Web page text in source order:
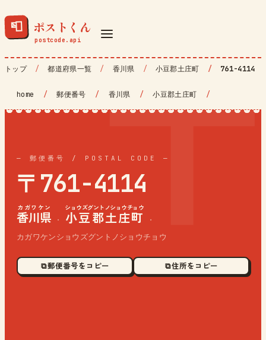
📮 ポストくん
トップ 都道府県一覧 香川県 小豆郡土庄町 761-4114
home / 郵便番号 / 香川県 / 小豆郡土庄町 /
— 郵便番号 / POSTAL CODE —
〒761-4114
香川県
カガワケン
· 小豆郡土庄町
ショウズグントノショウチョウ
·
カガワケンショウズグントノショウチョウ
⧉ 郵便番号をコピー ⧉ 住所をコピー